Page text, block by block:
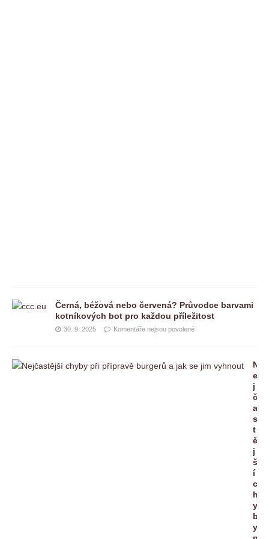
Černá, béžová nebo červená? Průvodce barvami
kotníkových bot pro každou příležitost
30. 9. 2025 Komentáře nejsou povolené
N
e
j
č
a
s
t
ě
j
š
í
c
h
y
b
y